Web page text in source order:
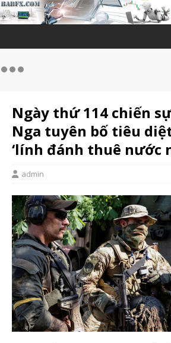
Ngày thứ 114 chiến
Nga tuyên bố tiêu
‘lính đánh thuê nước
admin